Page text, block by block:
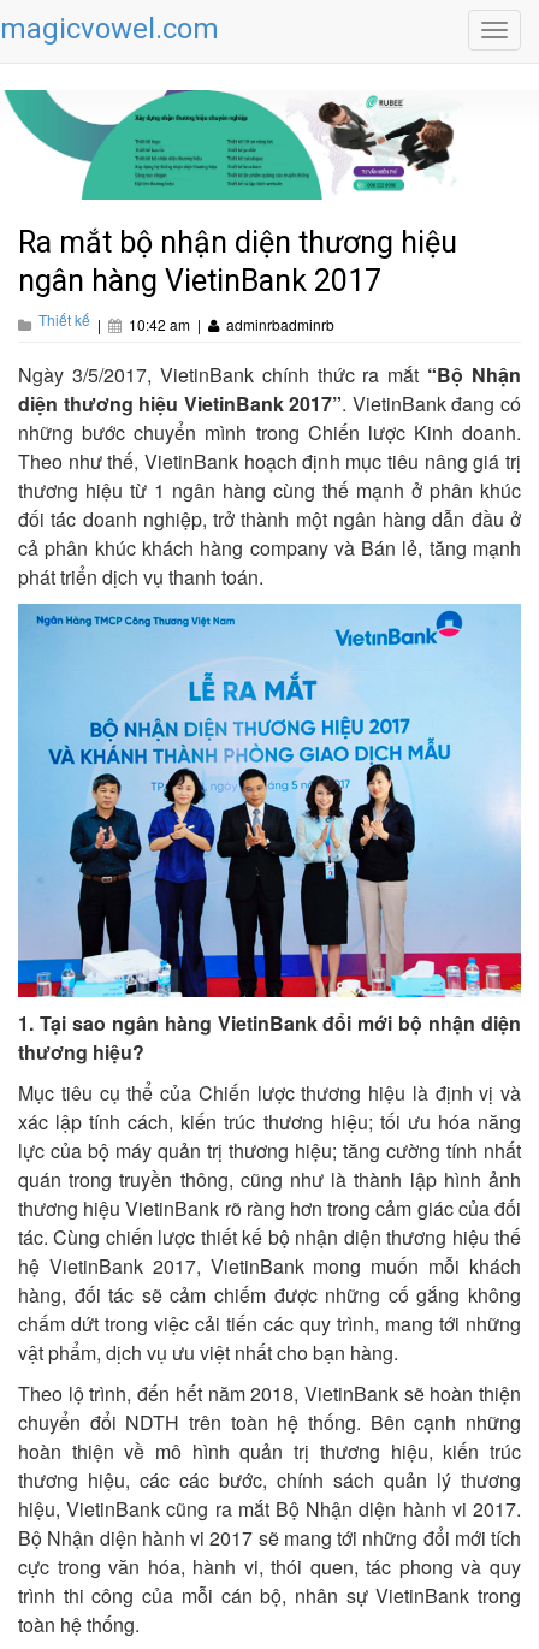
magicvowel.com
Ra mắt bộ nhận diện thương hiệu
ngân hàng VietinBank 2017
Thiết kế | 10:42 am | adminrbadminrb
Ngày 3/5/2017, VietinBank chính thức ra mắt “Bộ Nhận
diện thương hiệu VietinBank 2017”. VietinBank đang có
những bước chuyển mình trong Chiến lược Kinh doanh.
Theo như thế, VietinBank hoạch định mục tiêu nâng giá trị
thương hiệu từ 1 ngân hàng cùng thế mạnh ở phân khúc
đối tác doanh nghiệp, trở thành một ngân hàng dẫn đầu ở
cả phân khúc khách hàng company và Bán lẻ, tăng mạnh
phát triển dịch vụ thanh toán.
1. Tại sao ngân hàng VietinBank đổi mới bộ nhận diện
thương hiệu?
Mục tiêu cụ thể của Chiến lược thương hiệu là định vị và
xác lập tính cách, kiến trúc thương hiệu; tối ưu hóa năng
lực của bộ máy quản trị thương hiệu; tăng cường tính nhất
quán trong truyền thông, cũng như là thành lập hình ảnh
thương hiệu VietinBank rõ ràng hơn trong cảm giác của đối
tác. Cùng chiến lược thiết kế bộ nhận diện thương hiệu thế
hệ VietinBank 2017, VietinBank mong muốn mỗi khách
hàng, đối tác sẽ cảm chiếm được những cố gắng không
chấm dứt trong việc cải tiến các quy trình, mang tới những
vật phẩm, dịch vụ ưu việt nhất cho bạn hàng.
Theo lộ trình, đến hết năm 2018, VietinBank sẽ hoàn thiện
chuyển đổi NDTH trên toàn hệ thống. Bên cạnh những
hoàn thiện về mô hình quản trị thương hiệu, kiến trúc
thương hiệu, các các bước, chính sách quản lý thương
hiệu, VietinBank cũng ra mắt Bộ Nhận diện hành vi 2017.
Bộ Nhận diện hành vi 2017 sẽ mang tới những đổi mới tích
cực trong văn hóa, hành vi, thói quen, tác phong và quy
trình thi công của mỗi cán bộ, nhân sự VietinBank trong
toàn hệ thống.